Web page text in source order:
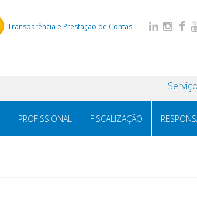
Transparência e Prestação de Contas
PROFISSIONAL FISCALIZAÇÃO